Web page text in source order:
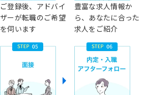
ご登録後、アドバイ
ザーが転職のご希望
を伺います
豊富な求人情報か
ら、あなたに合った
求人をご紹介